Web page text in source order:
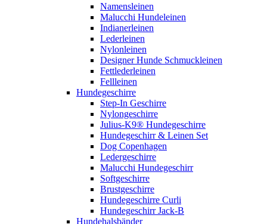
Namensleinen
Malucchi Hundeleinen
Indianerleinen
Lederleinen
Nylonleinen
Designer Hunde Schmuckleinen
Fettlederleinen
Fellleinen
Hundegeschirre
Step-In Geschirre
Nylongeschirre
Julius-K9® Hundegeschirre
Hundegeschirr & Leinen Set
Dog Copenhagen
Ledergeschirre
Malucchi Hundegeschirr
Softgeschirre
Brustgeschirre
Hundegeschirre Curli
Hundegeschirr Jack-B
Hundehalsbänder